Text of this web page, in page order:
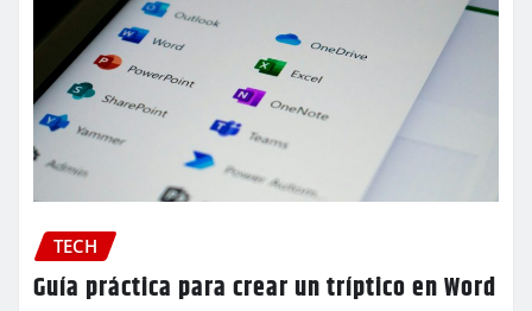
TECH
Guía práctica para crear un tríptico en Word